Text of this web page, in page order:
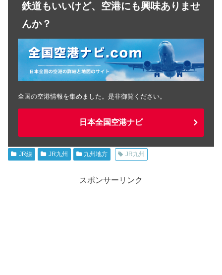
鉄道もいいけど、空港にも興味ありませ
んか？
全国の空港情報を集めました。是非御覧ください。
日本全国空港ナビ
JR線 JR九州 九州地方 JR九州
スポンサーリンク